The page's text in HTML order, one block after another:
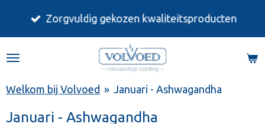
de
Zorgvuldig gekozen kwaliteitsproducten
Welkom bij Volvoed » Januari - Ashwagandha
Januari - Ashwagandha